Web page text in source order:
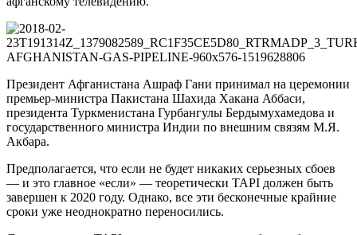
Президент Афганистана Ашраф Гани принимал на церемонии
премьер-министра Пакистана Шахида Хакана Аббаси,
президента Туркменистана Гурбангулы Бердымухамедова и
государственного министра Индии по внешним связям М.Я.
Акбара.
Предполагается, что если не будет никаких серьезных сбоев
— и это главное «если» — теоретически TAPI должен быть
завершен к 2020 году. Однако, все эти бесконечные крайние
сроки уже неоднократно переносились.